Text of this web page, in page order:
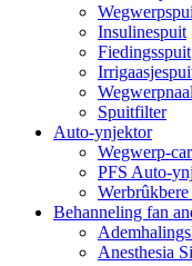
Insulinespuit
Fiedingsspuit
Spuitfilter
Auto-ynjektor
Wegwerp-
PFS Auto-
Behanneling fan
Anesthesia